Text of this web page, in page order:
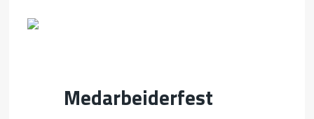
Medarbeiderfest